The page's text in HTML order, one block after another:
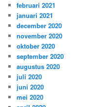
februari 2021
januari 2021
december 2020
november 2020
oktober 2020
september 2020
augustus 2020
juli 2020
juni 2020
mei 2020